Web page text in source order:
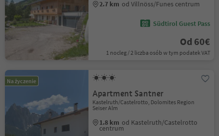
2.7 km od Villnöss/Funes centrum
Südtirol Guest Pass
Od 60€
1 nocleg / 2 liczba osób w tym podatek VAT
Na życzenie
Apartment Santner
Kastelruth/Castelrotto, Dolomites Region
Seiser Alm
1.8 km od Kastelruth/Castelrotto
centrum